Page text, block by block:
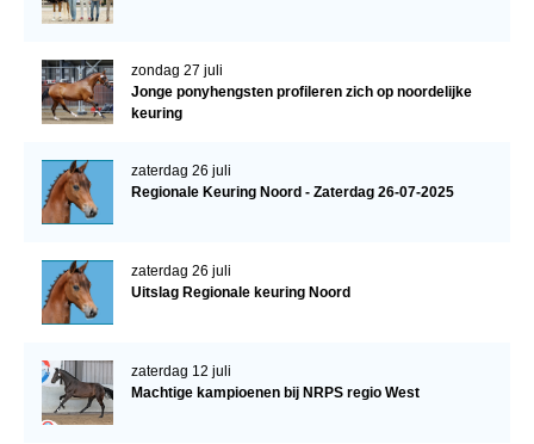
zondag 27 juli
Jonge ponyhengsten profileren zich op noordelijke
keuring
zaterdag 26 juli
Regionale Keuring Noord - Zaterdag 26-07-2025
zaterdag 26 juli
Uitslag Regionale keuring Noord
zaterdag 12 juli
Machtige kampioenen bij NRPS regio West